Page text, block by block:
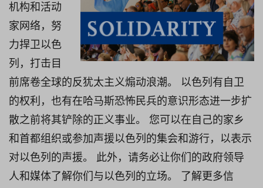
机构和活动
家网络，努
力捍卫以色
列，打击目
前席卷全球的反犹太主义煽动浪潮。 以色列有自卫
的权利，也有在哈马斯恐怖民兵的意识形态进一步扩
散之前将其铲除的正义事业。 您可以在自己的家乡
和首都组织或参加声援以色列的集会和游行，以表示
对以色列的声援。 此外，请务必让你们的政府领导
人和媒体了解你们与以色列的立场。 了解更多信